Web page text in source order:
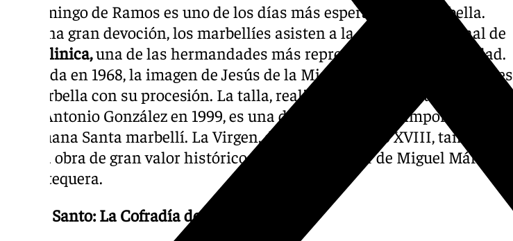
El Domingo de Ramos es uno de los días más esperados en Marbella.
Con una gran devoción, los marbellíes asisten a la salida procesional de
La Pollinica,una de las hermandades más representativas de la ciudad.
Fundada en 1968, la imagen de Jesús de la Misericordia recorre las calles
de Marbella con su procesión. La talla, realizada por el escultor sevillano
Juan Antonio González en 1999, es una de las piezas más importantes de
la Semana Santa marbellí. La Virgen, de origen del siglo XVIII, también
es una obra de gran valor histórico atribuida al taller de Miguel Márquez
en Antequera.
Lunes Santo: La Cofradía de La Columna